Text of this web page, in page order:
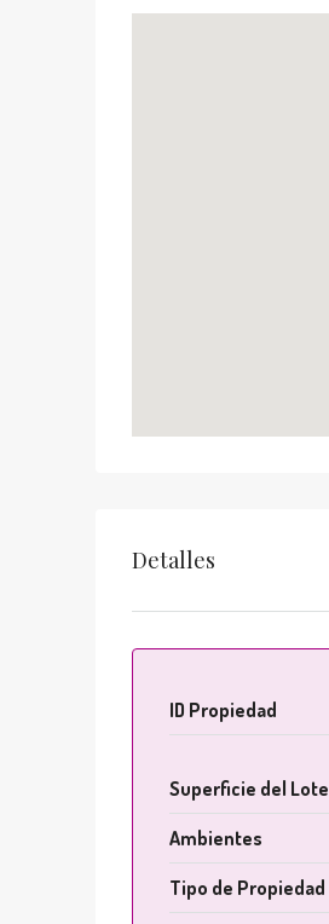
Detalles
ID Propiedad
Superficie del Lote
Ambientes
Tipo de Propiedad